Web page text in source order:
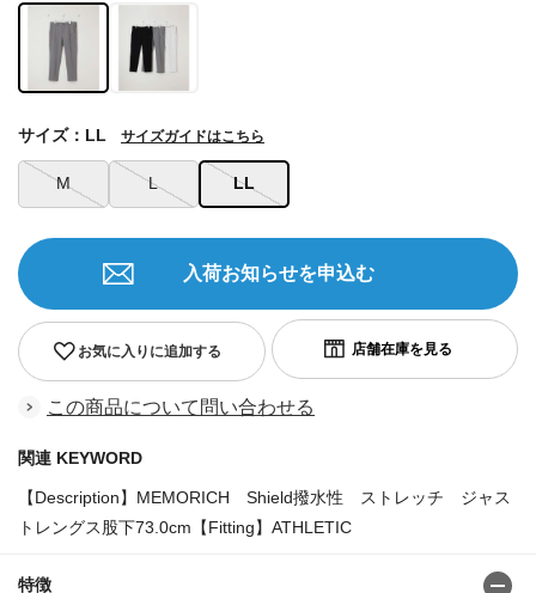
M L LL
サイズ：LL サイズガイドはこちら
お気に入りに追加する
入荷お知らせを申込む
この商品について問い合わせる
関連 KEYWORD
【Description】MEMORICH Shield撥水性 ストレッチ ジャス
トレングス股下73.0cm【Fitting】ATHLETIC
特徴